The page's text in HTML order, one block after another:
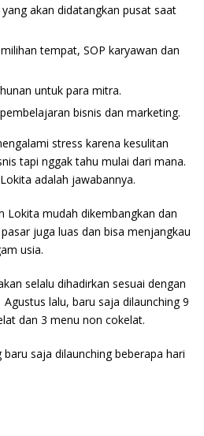
akan didatangkan pusat saat
tempat, SOP karyawan dan
untuk para mitra.
bisnis dan marketing.
stress karena kesulitan
tapi nggak tahu mulai dari mana.
adalah jawabannya.
Lokita mudah dikembangkan dan
juga luas dan bisa menjangkau
usia.
selalu dihadirkan sesuai dengan
lalu, baru saja dilaunching 9
dan 3 menu non cokelat.
saja dilaunching beberapa hari